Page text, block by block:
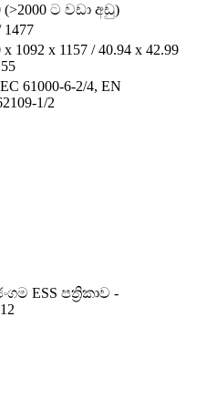
(>2000 ට වඩා අඩු)
1477
x 1092 x 1157 / 40.94 x 42.99
61000-6-2/4, EN
1/2
ESS පත්‍රිකාව -